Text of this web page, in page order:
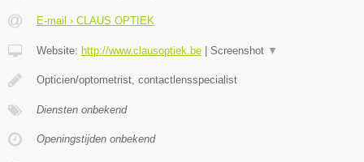
E-mail › CLAUS OPTIEK
Website: http://www.clausoptiek.be Screenshot ▼
Opticien/optometrist, contactlensspecialist
Diensten onbekend
Openingstijden onbekend